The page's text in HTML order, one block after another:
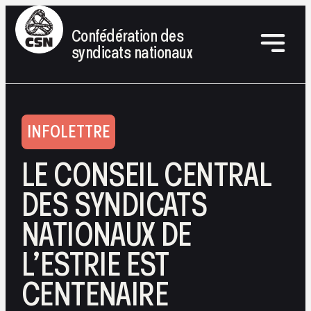
Confédération des
syndicats nationaux
INFOLETTRE
LE CONSEIL CENTRAL
DES SYNDICATS
NATIONAUX DE
L’ESTRIE EST
CENTENAIRE